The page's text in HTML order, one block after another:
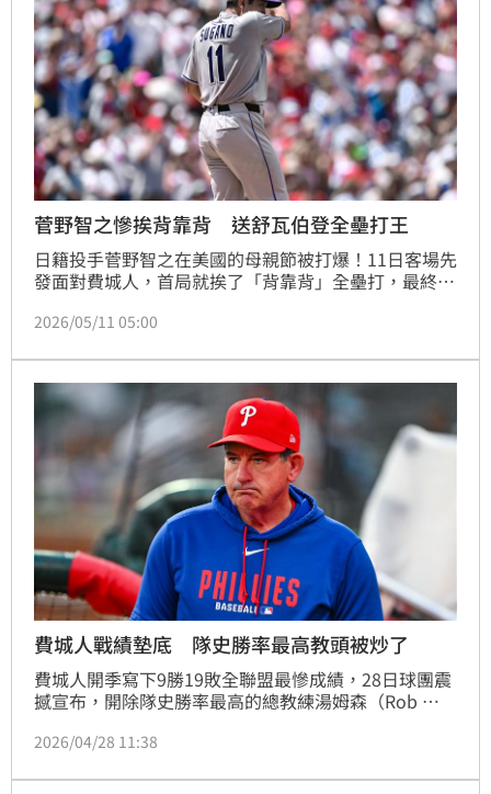
菅野智之慘挨背靠背 送舒瓦伯登全壘打王
日籍投手菅野智之在美國的母親節被打爆！11日客場先
發面對費城人，首局就挨了「背靠背」全壘打，最終5
Schwarber），讓他以16轟暫居大聯盟全壘打王。
2026/05/11 05:00
費城人戰績墊底 隊史勝率最高教頭被炒了
費城人開季寫下9勝19敗全聯盟最慘成績，28日球團震
撼宣布，開除隊史勝率最高的總教練湯姆森（Rob
為代理總教練。
2026/04/28 11:38